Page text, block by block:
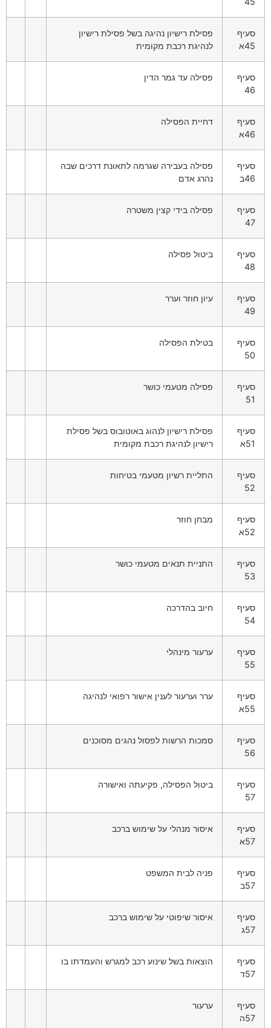
סעיף
45א
פסילת רישיון נהיגה בשל פסילת רישיון
לנהיגת רכבת מקומית
סעיף
46
פסילה עד גמר הדין
סעיף
46א
דחיית הפסילה
סעיף
46ב
פסילה בעבירה שגרמה לתאונת דרכים שבה
נהרג אדם
סעיף
47
פסילה בידי קצין משטרה
סעיף
48
ביטול פסילה
סעיף
49
עיון חוזר וערר
סעיף
50
בטילת הפסילה
סעיף
51
פסילה מטעמי כושר
סעיף
51א
פסילת רישיון לנהוג באוטובוס בשל פסילת
רישיון לנהיגת רכבת מקומית
סעיף
52
התליית רשיון מטעמי בטיחות
סעיף
52א
מבחן חוזר
סעיף
53
התניית תנאים מטעמי כושר
סעיף
54
חיוב בהדרכה
סעיף
55
ערעור מינהלי
סעיף
55א
ערר וערעור לענין אישור רפואי לנהיגה
סעיף
56
סמכות הרשות לפסול נהגים מסוכנים
סעיף
57
ביטול הפסילה, פקיעתה ואישורה
סעיף
57א
איסור מנהלי על שימוש ברכב
סעיף
57ב
פניה לבית המשפט
סעיף
57ג
איסור שיפוטי על שימוש ברכב
סעיף
57ד
הוצאות בשל שינוע רכב למגרש והעמדתו בו
סעיף
57ה
ערעור